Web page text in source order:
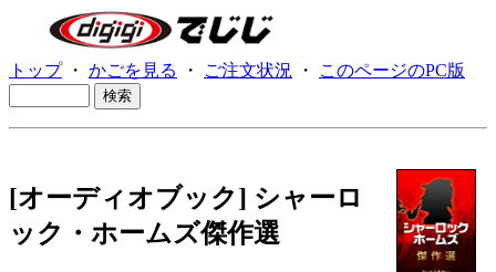
トップ・ かごを見る ・ ご注文状況 ・ このページのPC版
[オーディオブック] シャーロ
ック・ホームズ傑作選